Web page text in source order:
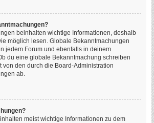
beinhalten wichtige Informationen, deshalb
möglich lesen. Globale Bekanntmachungen
jedem Forum und ebenfalls in deinem
du eine globale Bekanntmachung schreiben
von den durch die Board-Administration
ab.
meist wichtige Informationen zu dem